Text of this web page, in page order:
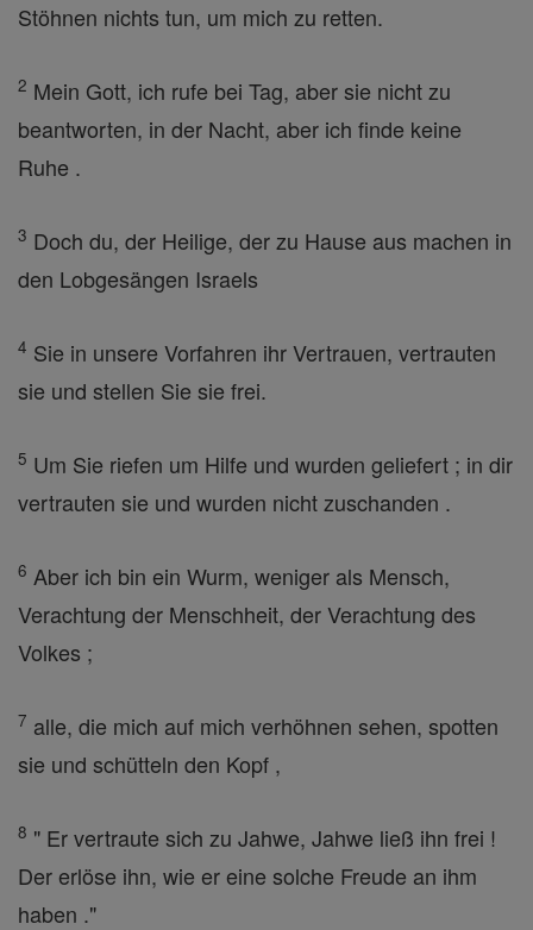
Stöhnen nichts tun, um mich zu retten.
2 Mein Gott, ich rufe bei Tag, aber sie nicht zu
beantworten, in der Nacht, aber ich finde keine
Ruhe .
3 Doch du, der Heilige, der zu Hause aus machen in
den Lobgesängen Israels
4 Sie in unsere Vorfahren ihr Vertrauen, vertrauten
sie und stellen Sie sie frei.
5 Um Sie riefen um Hilfe und wurden geliefert ; in dir
vertrauten sie und wurden nicht zuschanden .
6 Aber ich bin ein Wurm, weniger als Mensch,
Verachtung der Menschheit, der Verachtung des
Volkes ;
7 alle, die mich auf mich verhöhnen sehen, spotten
sie und schütteln den Kopf ,
8 " Er vertraute sich zu Jahwe, Jahwe ließ ihn frei !
Der erlöse ihn, wie er eine solche Freude an ihm
haben ."